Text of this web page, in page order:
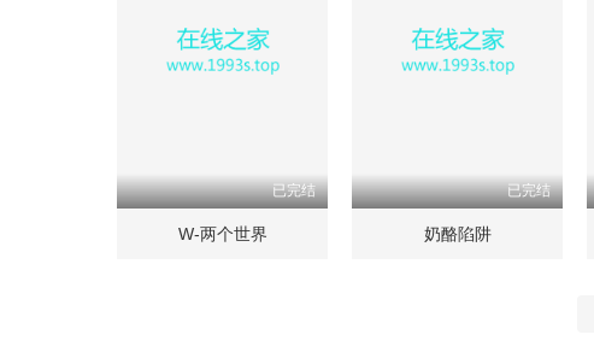
已完结
W-两个世界
已完结
奶酪陷阱